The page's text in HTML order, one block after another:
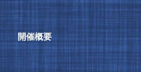
開催概要